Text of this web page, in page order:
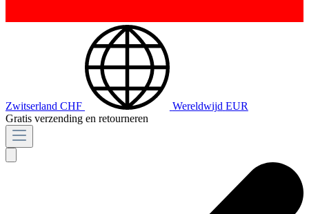
Zwitserland CHF Wereldwijd EUR
Gratis verzending en retourneren